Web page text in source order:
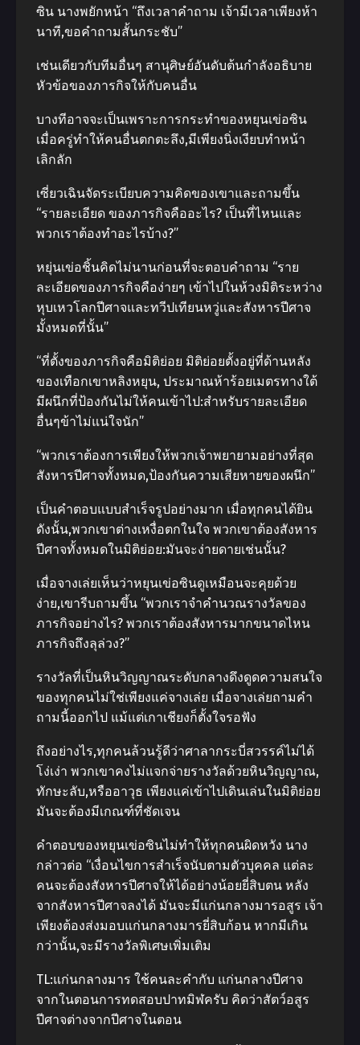
ซิน นางพยักหน้า “ถึงเวลาคําถาม เจ้ามีเวลาเพียงห้า
นาที,ขอคําถามสั้นกระชับ”
เช่นเดียวกับทีมอื่นๆ สานุศิษย์อันดับต้นกําลังอธิบาย
หัวข้อของภารกิจให้กับคนอื่น
บางทีอาจจะเป็นเพราะการกระทําของหยุนเข่อซิน
เมื่อครู่ทําให้คนอื่นตกตะลึง,มีเพียงนิ่งเงียบทําหน้า
เลิกลัก
เซี่ยวเฉินจัดระเบียบความคิดของเขาและถามขึ้น
“รายละเอียด ของภารกิจคืออะไร? เป็นที่ไหนและ
พวกเราต้องทําอะไรบ้าง?”
หยุ่นเข่อชิ้นคิดไม่นานก่อนที่จะตอบคําถาม “ราย
ละเอียดของภารกิจคือง่ายๆ เข้าไปในห้วงมิติระหว่าง
หุบเหวโลกปีศาจและทวีปเทียนหวู่และสังหารปีศาจ
มั้งหมดที่นั้น”
“ที่ตั้งของภารกิจคือมิติย่อย มิติย่อยตั้งอยู่ที่ด้านหลัง
ของเทือกเขาหลิงหยุน, ประมาณห้าร้อยเมตรทางใต้
มีผนึกที่ป้องกันไม่ให้คนเข้าไป:สําหรับรายละเอียด
อื่นๆข้าไม่แน่ใจนัก”
“พวกเราต้องการเพียงให้พวกเจ้าพยายามอย่างที่สุด
สังหารปีศาจทั้งหมด,ป้องกันความเสียหายของผนึก”
เป็นคําตอบแบบสําเร็จรูปอย่างมาก เมื่อทุกคนได้ยิน
ดังนั้น,พวกเขาต่างเหงื่อตกในใจ พวกเขาต้องสังหาร
ปีศาจทั้งหมดในมิติย่อย:มันจะง่ายดายเช่นนั้น?
เมื่อจางเล่ยเห็นว่าหยุนเข่อซินดูเหมือนจะคุยด้วย
ง่าย,เขารีบถามขึ้น “พวกเราจําคํานวณรางวัลของ
ภารกิจอย่างไร? พวกเราต้องสังหารมากขนาดไหน
ภารกิจถึงลุล่วง?”
รางวัลที่เป็นหินวิญญาณระดับกลางดึงดูดความสนใจ
ของทุกคนไม่ใช่เพียงแค่จางเล่ย เมื่อจางเล่ยถามคํา
ถามนี้ออกไป แม้แต่เกาเชียงก็ตั้งใจรอฟัง
ถึงอย่างไร,ทุกคนล้วนรู้ดีว่าศาลากระบี่สวรรค์ไม่ได้
โง่เง่า พวกเขาคงไม่แจกจ่ายรางวัลด้วยหินวิญญาณ,
ทักษะลับ,หรืออาวุธ เพียงแค่เข้าไปเดินเล่นในมิติย่อย
มันจะต้องมีเกณฑ์ที่ชัดเจน
คําตอบของหยุนเข่อซินไม่ทําให้ทุกคนผิดหวัง นาง
กล่าวต่อ “เงื่อนไขการสําเร็จนับตามตัวบุคคล แต่ละ
คนจะต้องสังหารปีศาจให้ได้อย่างน้อยยี่สิบตน หลัง
จากสังหารปีศาจลงได้ มันจะมีแก่นกลางมารอสูร เจ้า
เพียงต้องส่งมอบแก่นกลางมารยี่สิบก้อน หากมีเกิน
กว่านั้น,จะมีรางวัลพิเศษเพิ่มเติม
TL:แก่นกลางมาร ใช้คนละคํากับ แก่นกลางปีศาจ
จากในตอนการทดสอบปาทมิฬครับ คิดว่าสัตว์อสูร
ปีศาจต่างจากปีศาจในตอน